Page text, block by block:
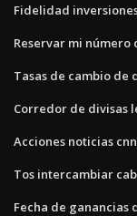
Fidelidad
Reservar mi número
Tasas de cambio de
Corredor de divisas
Acciones noticias cnn
Tos intercambiar
Fecha de ganancias